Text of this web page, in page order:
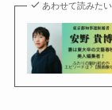
あわせて読みたい